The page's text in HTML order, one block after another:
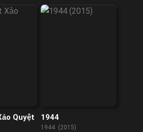
Quyệt 1944
1944 (2015)